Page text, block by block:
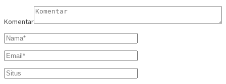
Komentar